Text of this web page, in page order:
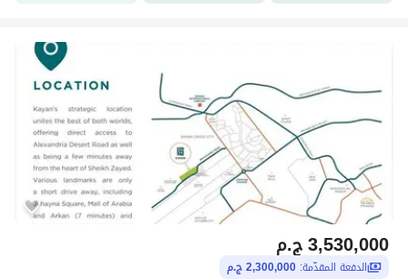
ج.م3,530,000
الدفعة المقدّمة: 2,300,000 ج.م